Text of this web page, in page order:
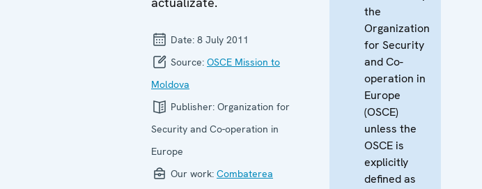
Date: 8 July 2011
Source: OSCE Mission to
Moldova
Publisher: Organization for
Security and Co-operation in
Europe
Our work: Combaterea
the
Organization
for Security
and Co-
operation in
Europe
(OSCE)
unless the
OSCE is
explicitly
defined as